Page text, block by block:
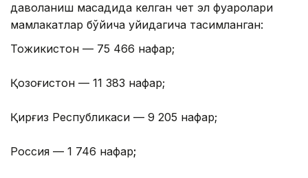
даволаниш мақсадида келган чет эл фуқаролари
мамлакатлар бўйича қуйидагича тақсимланган:
Тожикистон — 75 466 нафар;
Қозоғистон — 11 383 нафар;
Қирғиз Республикаси — 9 205 нафар;
Россия — 1 746 нафар;